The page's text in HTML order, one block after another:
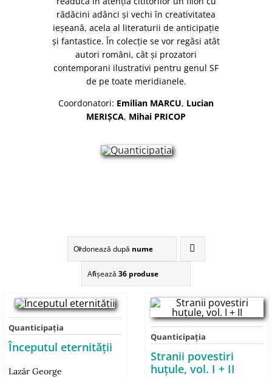
rădăcini adânci și vechi în creativitatea
ieșeană, acela al literaturii de anticipație
și fantastice. În colecție se vor regăsi atât
autori români, cât și prozatori
contemporani ilustrativi pentru genul SF
de pe toate meridianele.
Coordonatori: Emilian MARCU, Lucian
MERIŞCA, Mihai PRICOP
Ordonează după nume
Afişează 36 produse
Quanticipaţia
Începutul eternității
Lazăr George
Quanticipaţia
Stranii povestiri
huțule, vol. I + II